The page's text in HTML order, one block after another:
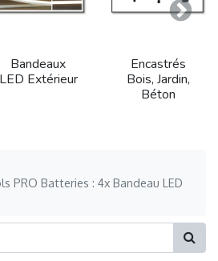
Bandeaux
LED Extérieur
Encastrés
Bois, Jardin,
Béton
PRO Batteries : 4x Bandeau LED